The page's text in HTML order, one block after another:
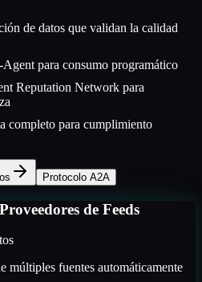
de datos que validan la calidad
para consumo programático
Reputation Network para
completo para cumplimiento
Protocolo A2A
de Feeds
múltiples fuentes automáticamente